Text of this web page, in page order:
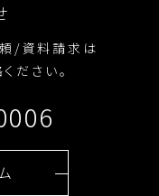
/資料請求は
ださい。